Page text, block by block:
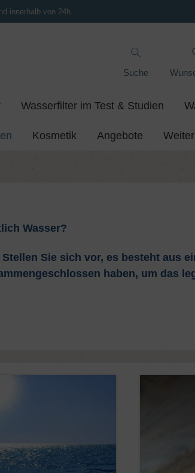
innerhalb von 24h
Suche
Wasserfilter im Test & Studien
Kosmetik Angebote
Wasser?
Sie sich vor, es besteht aus
haben, um das